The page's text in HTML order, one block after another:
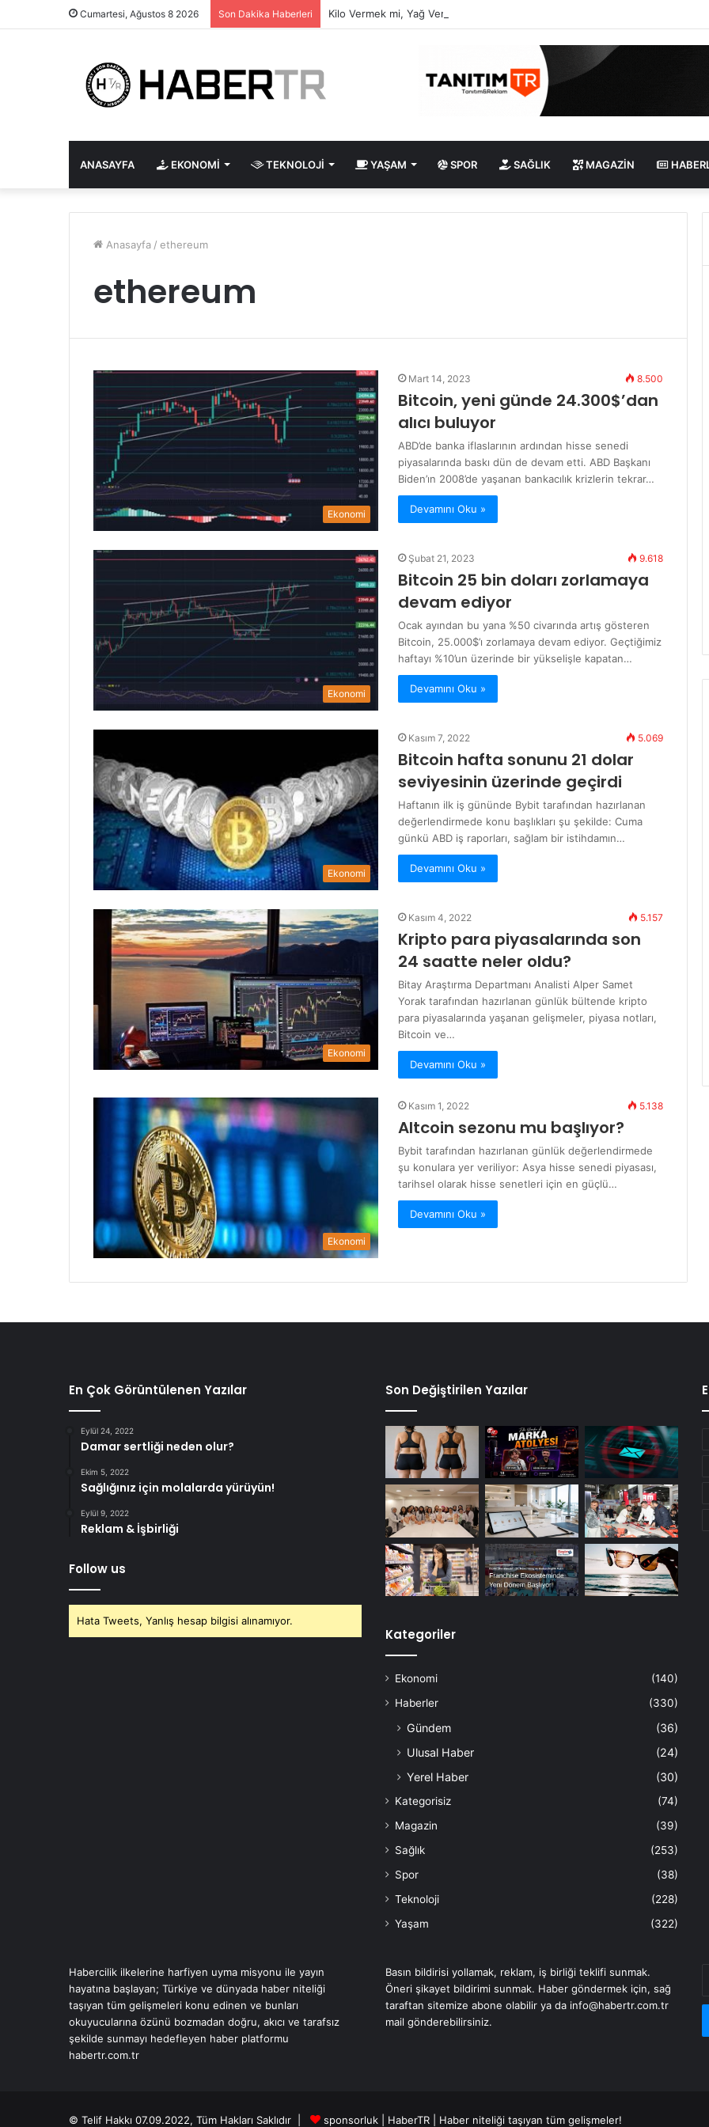
Cumartesi, Ağustos 8 2026 Son Dakika Haberleri Kilo Vermek mi, Yağ Vermek mi? Aynı Şey Sanıyoruz Ama Değil!
ANASAYFA EKONOMI TEKNOLOJI YAŞAM SPOR SAĞLIK MAGAZIN
Anasayfa / ethereum
ethereum
Ekonomi
Mart 14, 2023 8.500
Bitcoin, yeni günde 24.300$’dan
alıcı buluyor
ABD’de banka iflaslarının ardından hisse senedi
piyasalarında baskı dün de devam etti. ABD Başkanı
Biden’ın 2008’de yaşanan bankacılık krizlerin tekrar…
Devamını Oku »
Ekonomi
Şubat 21, 2023 9.618
Bitcoin 25 bin doları zorlamaya
devam ediyor
Ocak ayından bu yana %50 civarında artış gösteren
Bitcoin, 25.000$’ı zorlamaya devam ediyor. Geçtiğimiz
haftayı %10’un üzerinde bir yükselişle kapatan…
Devamını Oku »
Ekonomi
Kasım 7, 2022 5.069
Bitcoin hafta sonunu 21 dolar
seviyesinin üzerinde geçirdi
Haftanın ilk iş gününde Bybit tarafından hazırlanan
değerlendirmede konu başlıkları şu şekilde: Cuma
günkü ABD iş raporları, sağlam bir istihdamın…
Devamını Oku »
Ekonomi
Kasım 4, 2022 5.157
Kripto para piyasalarında son
24 saatte neler oldu?
Bitay Araştırma Departmanı Analisti Alper Samet
Yorak tarafından hazırlanan günlük bültende kripto
para piyasalarında yaşanan gelişmeler, piyasa notları,
Bitcoin ve…
Devamını Oku »
Ekonomi
Kasım 1, 2022 5.138
Altcoin sezonu mu başlıyor?
Bybit tarafından hazırlanan günlük değerlendirmede
şu konulara yer veriliyor: Asya hisse senedi piyasası,
tarihsel olarak hisse senetleri için en güçlü…
Devamını Oku »
En Çok Görüntülenen Yazılar
Eylül 24, 2022
Damar sertliği neden olur?
Ekim 5, 2022
Sağlığınız için molalarda yürüyün!
Eylül 9, 2022
Reklam & İşbirliği
Follow us
Hata Tweets, Yanlış hesap bilgisi alınamıyor.
Son Değiştirilen Yazılar
Kategoriler
Ekonomi
(140)
Haberler
(330)
Gündem
(36)
Ulusal Haber
(24)
Yerel Haber
(30)
Kategorisiz
(74)
Magazin
(39)
Sağlık
(253)
Spor
(38)
Teknoloji
(228)
Yaşam
(322)
Habercilik ilkelerine harfiyen uyma misyonu ile yayın
hayatına başlayan; Türkiye ve dünyada haber niteliği
taşıyan tüm gelişmeleri konu edinen ve bunları
okuyucularına özünü bozmadan doğru, akıcı ve tarafsız
şekilde sunmayı hedefleyen haber platformu
habertr.com.tr
Basın bildirisi yollamak, reklam, iş birliği teklifi sunmak.
Öneri şikayet bildirimi sunmak. Haber göndermek için, sağ
taraftan sitemize abone olabilir ya da info@habertr.com.tr
mail gönderebilirsiniz.
© Telif Hakkı 07.09.2022, Tüm Hakları Saklıdır | sponsorluk HaberTR | Haber niteliği taşıyan tüm gelişmeler!